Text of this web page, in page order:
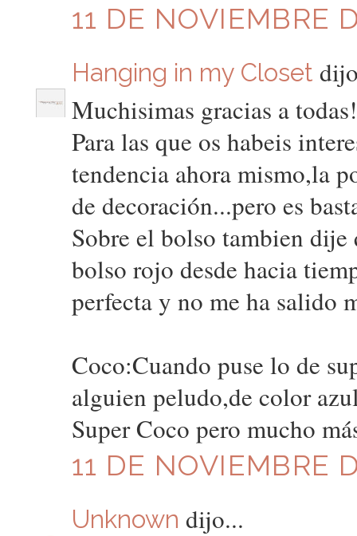
11 DE NOVIEMBRE
Hanging in my Closet
Muchisimas gracias a
Para las que os habeis
tendencia ahora mismo,la
de decoración...pero es
Sobre el bolso tambien
bolso rojo desde hacia
perfecta y no me ha salido
Coco:Cuando puse lo de
alguien peludo,de color
Super Coco pero mucho
11 DE NOVIEMBRE
Unknown dijo...